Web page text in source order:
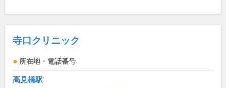
寺口クリニック
所在地・電話番号
高見橋駅